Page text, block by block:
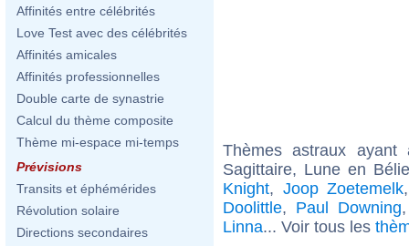
Affinités entre célébrités
Love Test avec des célébrités
Affinités amicales
Affinités professionnelles
Double carte de synastrie
Calcul du thème composite
Thème mi-espace mi-temps
Prévisions
Transits et éphémérides
Révolution solaire
Directions secondaires
Thèmes astraux
Sagittaire, Lune en
Knight, Joop Zoetemelk
Doolittle, Paul Downing
Linna... Voir tous les